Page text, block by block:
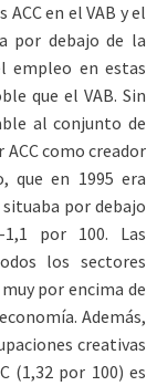
en el VAB y el
por debajo de la
empleo en estas
que el VAB. Sin
al conjunto de
como creador
que en 1995 era
por debajo
por 100. Las
los sectores
por encima de
Además,
creativas
(1,32 por 100) es